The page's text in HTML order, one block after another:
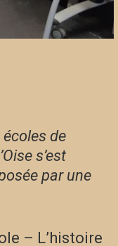
de
s’est
par une
– L’histoire